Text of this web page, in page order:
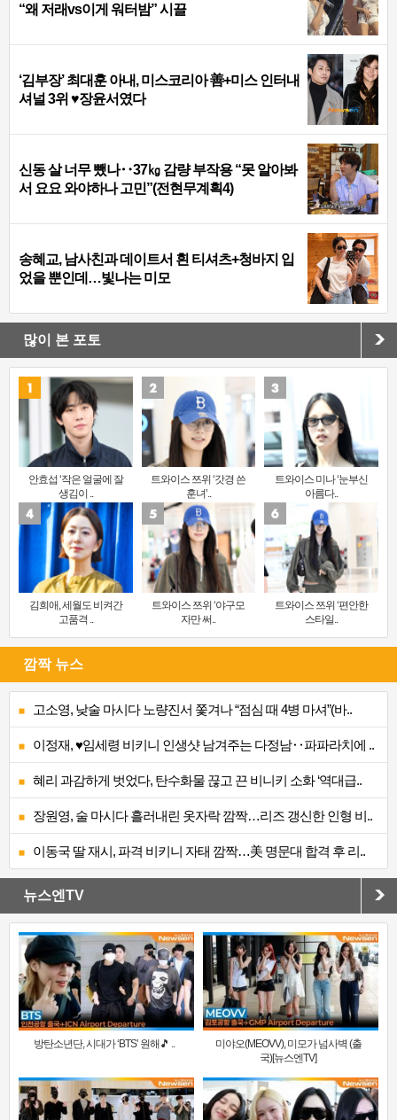
“왜 저래vs이게 워터밤” 시끌
‘김부장’ 최대훈 아내, 미스코리아 善+미스 인터내
셔널 3위 ♥장윤서였다
신동 살 너무 뺐나‥37㎏ 감량 부작용 “못 알아봐
서 요요 와야하나 고민”(전현무계획4)
송혜교, 남사친과 데이트서 흰 티셔츠+청바지 입
었을 뿐인데…빛나는 미모
많이 본 포토
안효섭 ‘작은 얼굴에 잘
생김이 ..
트와이스 쯔위 ‘갓경 쓴
훈녀’..
트와이스 미나 ‘눈부신
아름다..
김희애, 세월도 비켜간
고품격 ..
트와이스 쯔위 ‘야구모
자만 써..
트와이스 쯔위 ‘편안한
스타일..
깜짝 뉴스
고소영, 낮술 마시다 노량진서 쫓겨나 “점심 때 4병 마셔”(바..
이정재, ♥임세령 비키니 인생샷 남겨주는 다정남‥파파라치에 ..
혜리 과감하게 벗었다, 탄수화물 끊고 끈 비니키 소화 ‘역대급..
장원영, 술 마시다 흘러내린 옷자락 깜짝…리즈 갱신한 인형 비..
이동국 딸 재시, 파격 비키니 자태 깜짝…美 명문대 합격 후 리..
뉴스엔TV
방탄소년단, 시대가 ‘BTS’ 원해🎵 ..
미야오(MEOVV), 미모가 넘사벽 (출
국)[뉴스엔TV]